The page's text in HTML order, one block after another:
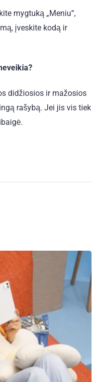
mygtuką „Meniu“,
įveskite kodą ir
didžiosios ir mažosios
rašybą. Jei jis vis tiek